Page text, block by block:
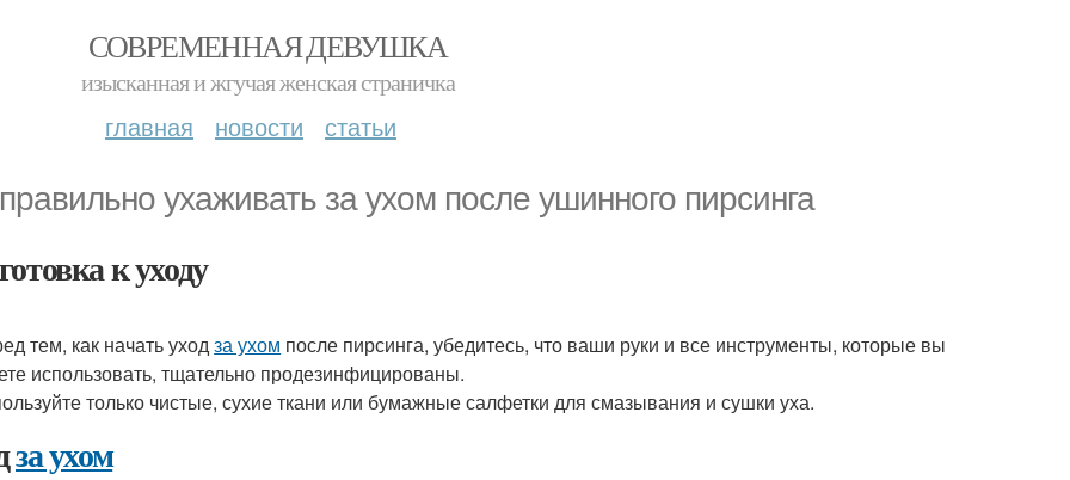
СОВРЕМЕННАЯ ДЕВУШКА
изысканная и жгучая женская страничка
главная новости статьи
ухаживать за ухом после ушинного пирсинга
к уходу
тем, как начать уходза ухом после пирсинга, убедитесь, что ваши руки и все инструменты, которые вы
использовать, тщательно продезинфицированы.
только чистые, сухие ткани или бумажные салфетки для смазывания и сушки уха.
за ухом